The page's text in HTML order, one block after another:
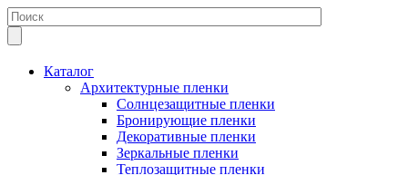
Каталог
Архитектурные пленки
Солнцезащитные пленки
Бронирующие пленки
Декоративные пленки
Зеркальные пленки
Теплозащитные пленки